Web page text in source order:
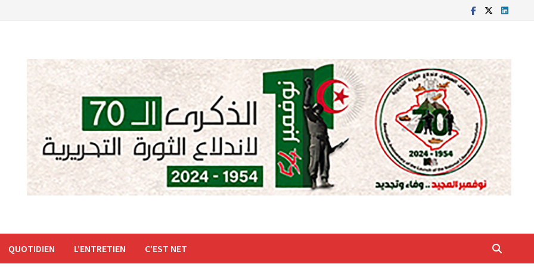
QUOTIDIEN L’ENTRETIEN C’EST NET